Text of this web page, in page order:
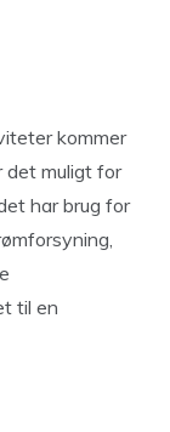
kommer
det muligt for
har brug for
til en